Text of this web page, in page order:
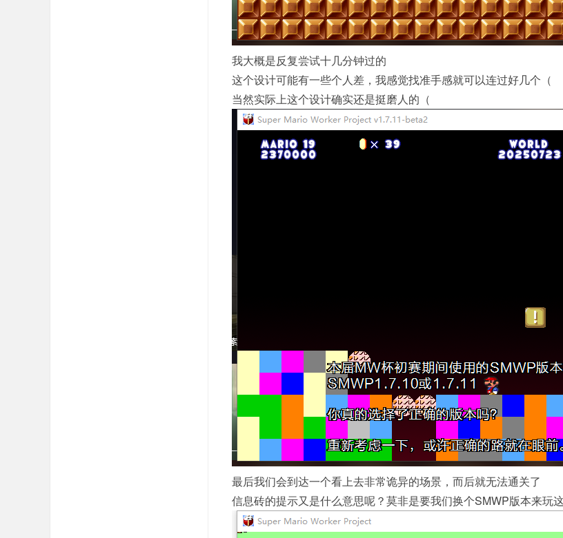
我大概是反复尝试十几分钟过的
这个设计可能有一些个人差，我感觉找准手感就可以连过好几个（
当然实际上这个设计确实还是挺磨人的（
最后我们会到达一个看上去非常诡异的场景，而后就无法通关了
信息砖的提示又是什么意思呢？莫非是要我们换个SMWP版本来玩